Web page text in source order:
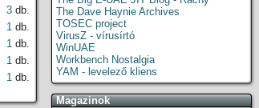
3 db.
1 db.
1 db.
1 db.
1 db.
The Dave Haynie Archives
TOSEC project
VirusZ - vírusírtó
WinUAE
Workbench Nostalgia
YAM - levelező kliens
Magazinok